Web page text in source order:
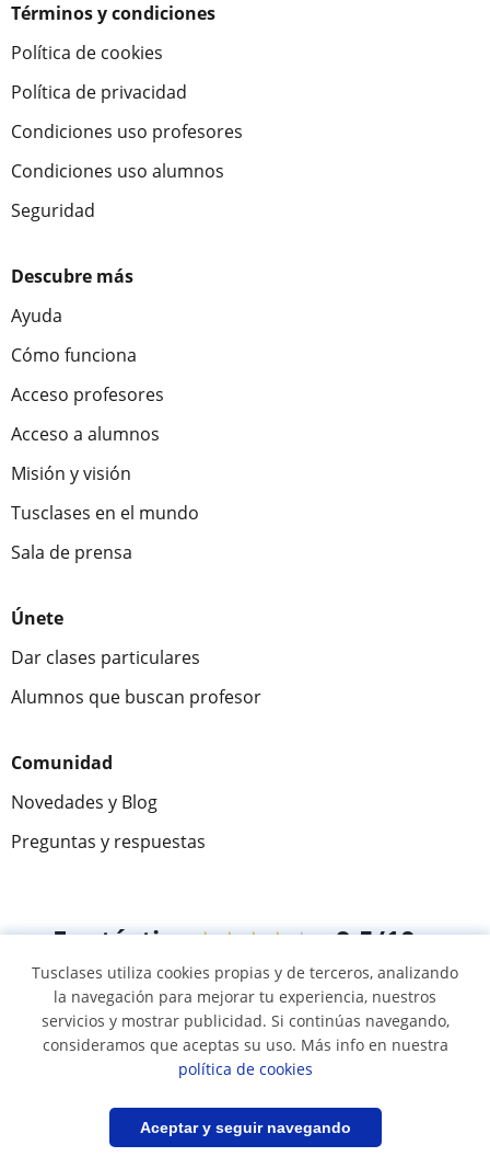
Guardar búsqueda
Términos y condiciones
Política de cookies
Política de privacidad
Condiciones uso profesores
Condiciones uso alumnos
Seguridad
Descubre más
Ayuda
Cómo funciona
Acceso profesores
Acceso a alumnos
Misión y visión
Tusclases en el mundo
Sala de prensa
Únete
Dar clases particulares
Alumnos que buscan profesor
Comunidad
Novedades y Blog
Preguntas y respuestas
Fantástica★★★★★ 9,5/10
305826 opiniones de alumnos
© 2007 - 2026 Tusclases.com.ve
Mapa web:Profesores particulares
Tusclases utiliza cookies propias y de terceros, analizando
la navegación para mejorar tu experiencia, nuestros
servicios y mostrar publicidad. Si continúas navegando,
consideramos que aceptas su uso. Más info en nuestra
política de cookies
Aceptar y seguir navegando